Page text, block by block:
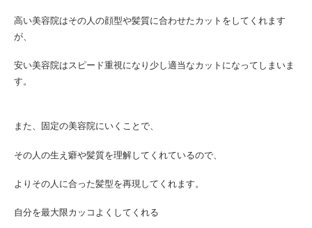
高い美容院はその人の顔型や髪質に合わせたカットをしてくれます
が、
安い美容院はスピード重視になり少し適当なカットになってしまいま
す。
また、固定の美容院にいくことで、
その人の生え癖や髪質を理解してくれているので、
よりその人に合った髪型を再現してくれます。
自分を最大限カッコよくしてくれる